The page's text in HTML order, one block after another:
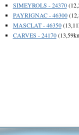
SIMEYROLS - 24370
PAYRIGNAC - 46300
MASCLAT - 46350
CARVES - 24170